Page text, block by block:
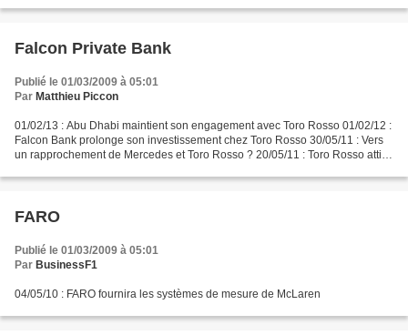
Falcon Private Bank
Publié le 01/03/2009 à 05:01
Par Matthieu Piccon
01/02/13 : Abu Dhabi maintient son engagement avec Toro Rosso 01/02/12 :
Falcon Bank prolonge son investissement chez Toro Rosso 30/05/11 : Vers
un rapprochement de Mercedes et Toro Rosso ? 20/05/11 : Toro Rosso attire
FARO
Publié le 01/03/2009 à 05:01
Par BusinessF1
04/05/10 : FARO fournira les systèmes de mesure de McLaren